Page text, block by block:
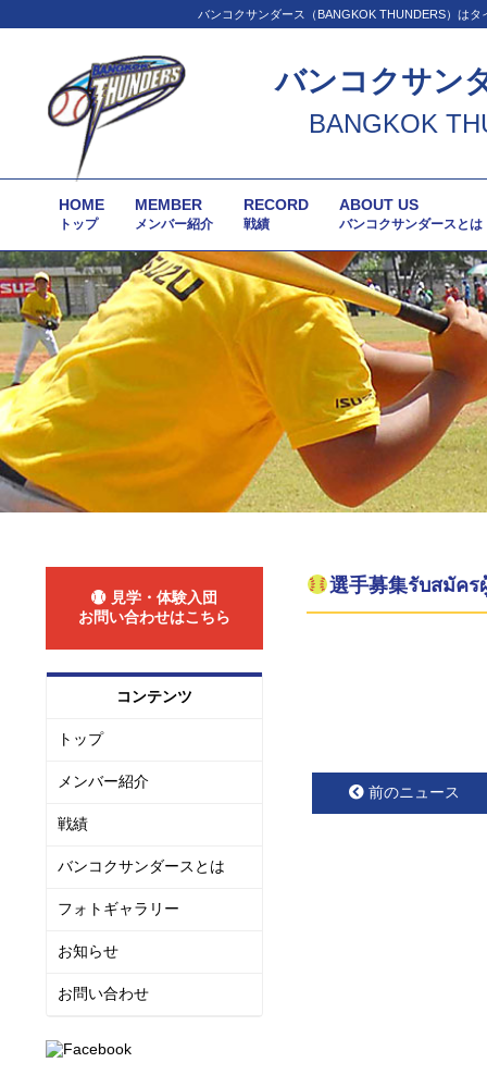
バンコクサンダース（BANGKOK THUNDERS）は
バンコクサン
BANGKOK
HOME
トップ
MEMBER
メンバー紹介
RECORD
戦績
ABOUT US
バンコクサンダースとは
選手募集รับสมัคร
前のニュース
見学・体験入団
お問い合わせはこちら
コンテンツ
トップ
メンバー紹介
戦績
バンコクサンダースとは
フォトギャラリー
お知らせ
お問い合わせ